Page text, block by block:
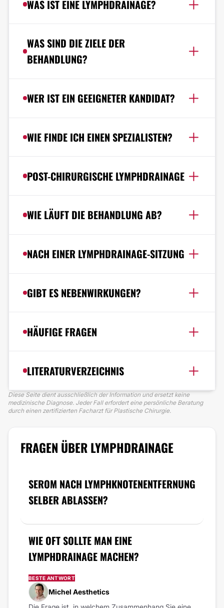
WAS IST EINE LYMPHDRAINAGE?
WAS SIND DIE ZIELE DER
BEHANDLUNG?
WER IST EIN GEEIGNETER KANDIDAT?
WIE FINDE ICH EINEN SPEZIALISTEN?
POST-CHIRURGISCHE LYMPHDRAINAGE
WIE LÄUFT DIE BEHANDLUNG AB?
NACH EINER LYMPHDRAINAGE-SITZUNG
GIBT ES NEBENWIRKUNGEN?
HÄUFIGE FRAGEN
LITERATURVERZEICHNIS
Diese Seite dient ausschließlich der Information und ersetzt keine
medizinische Diagnose. Jeder Fall erfordert eine persönliche Beratung
durch einen zertifizierten Facharzt für Plastische Chirurgie.
FRAGEN ÜBER LYMPHDRAINAGE
SEROM NACH LYMPHKNOTENENTFERNUNG
SELBER ABLASSEN?
WIE OFT SOLLTE MAN EINE
LYMPHDRAINAGE MACHEN?
BESTE ANTWORT
Michel Aesthetics